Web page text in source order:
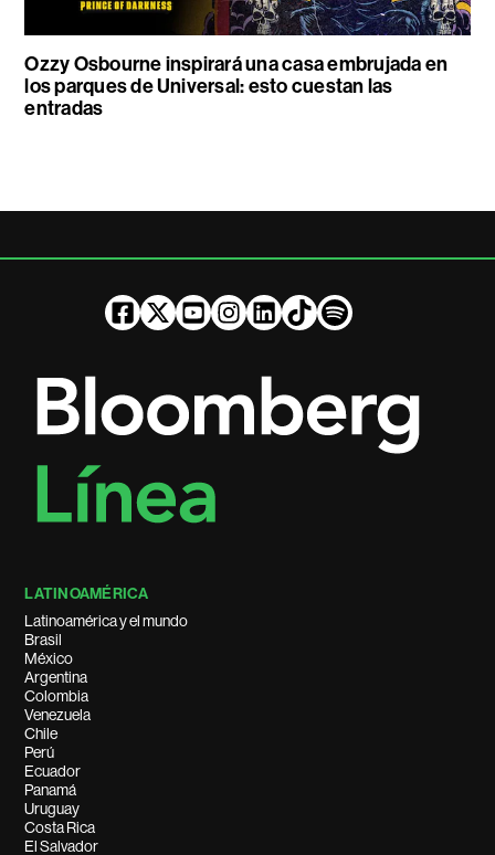
Ozzy Osbourne inspirará una casa embrujada en
los parques de Universal: esto cuestan las
entradas
LATINOAMÉRICA
Latinoamérica y el mundo
Brasil
México
Argentina
Colombia
Venezuela
Chile
Perú
Ecuador
Panamá
Uruguay
Costa Rica
El Salvador